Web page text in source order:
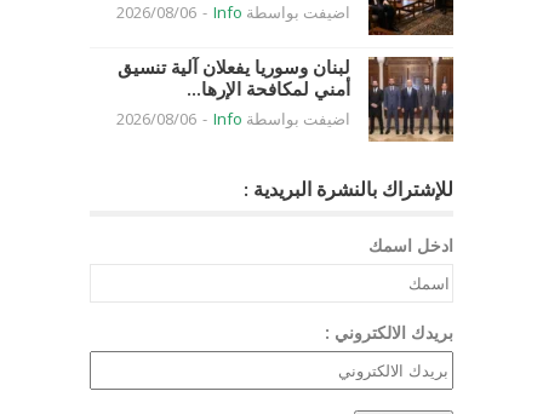
اضيفت بواسطة Info
-
2026/08/06
لبنان وسوريا يفعلان آلية تنسيق
أمني لمكافحة الإرها...
اضيفت بواسطة Info
-
2026/08/06
للإشتراك بالنشرة البريدية :
ادخل اسمك
بريدك الالكتروني :